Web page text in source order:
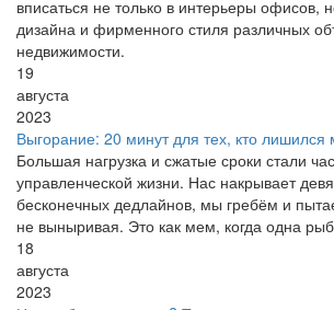
вписаться не только в интерьеры офисов,
дизайна и фирменного стиля различных
недвижимости.
19
августа
2023
Выгорание: 20 минут для тех, кто лишился
Большая нагрузка и сжатые сроки стали
управленческой жизни. Нас накрывает
бесконечных дедлайнов, мы гребём и
не выныривая. Это как мем, когда одна
18
августа
2023